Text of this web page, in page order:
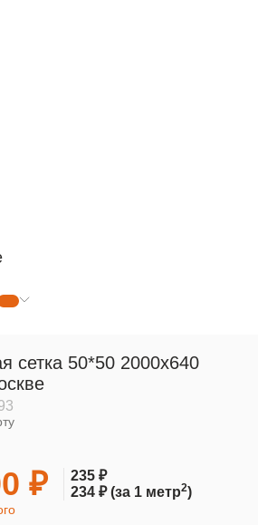
сетка 50*50 2000х640
₽
235 ₽
234 ₽(за 1 метр2)